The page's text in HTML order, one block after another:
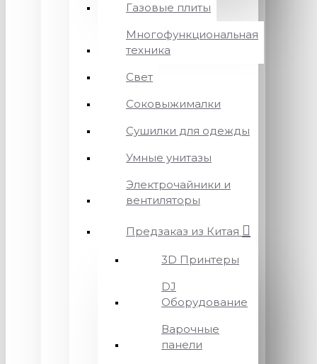
Газовые плиты
Многофункциональная
техника
Свет
Соковыжималки
Сушилки для одежды
Умные унитазы
Электрочайники и
вентиляторы
Предзаказ из Китая
3D Принтеры
DJ
Оборудование
Варочные
панели